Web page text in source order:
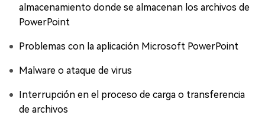
almacenamiento donde se almacenan los archivos de
PowerPoint
Problemas con la aplicación Microsoft PowerPoint
Malware o ataque de virus
Interrupción en el proceso de carga o transferencia
de archivos